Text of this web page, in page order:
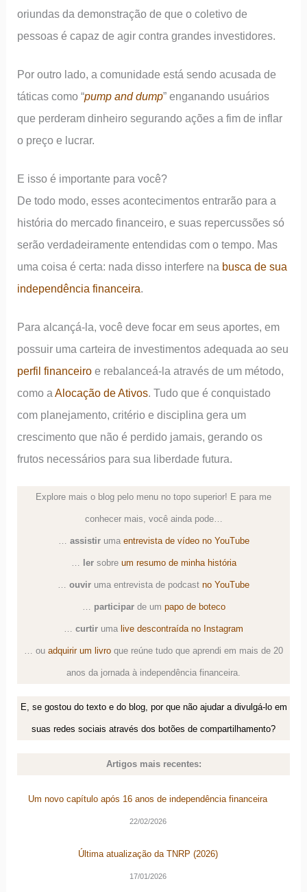
oriundas da demonstração de que o coletivo de
pessoas é capaz de agir contra grandes investidores.
Por outro lado, a comunidade está sendo acusada de
táticas como “pump and dump” enganando usuários
que perderam dinheiro segurando ações a fim de inflar
o preço e lucrar.
E isso é importante para você?
De todo modo, esses acontecimentos entrarão para a
história do mercado financeiro, e suas repercussões só
serão verdadeiramente entendidas com o tempo. Mas
uma coisa é certa: nada disso interfere na busca de sua
independência financeira.
Para alcançá-la, você deve focar em seus aportes, em
possuir uma carteira de investimentos adequada ao seu
perfil financeiro e rebalanceá-la através de um método,
como aAlocação de Ativos. Tudo que é conquistado
com planejamento, critério e disciplina gera um
crescimento que não é perdido jamais, gerando os
frutos necessários para sua liberdade futura.
Explore mais o blog pelo menu no topo superior! E para me
conhecer mais, você ainda pode…
assistir uma entrevista de vídeo no YouTube
ler sobre um resumo de minha história
ouvir uma entrevista de podcast no YouTube
participarde um papo de boteco
curtir uma live descontraída no Instagram
… ou adquirir um livro que reúne tudo que aprendi em mais de 20
anos da jornada à independência financeira.
E, se gostou do texto e do blog, por que não ajudar a divulgá-lo em
suas redes sociais através dos botões de compartilhamento?
Artigos mais recentes:
Um novo capítulo após 16 anos de independência financeira
22/02/2026
Última atualização da TNRP (2026)
17/01/2026